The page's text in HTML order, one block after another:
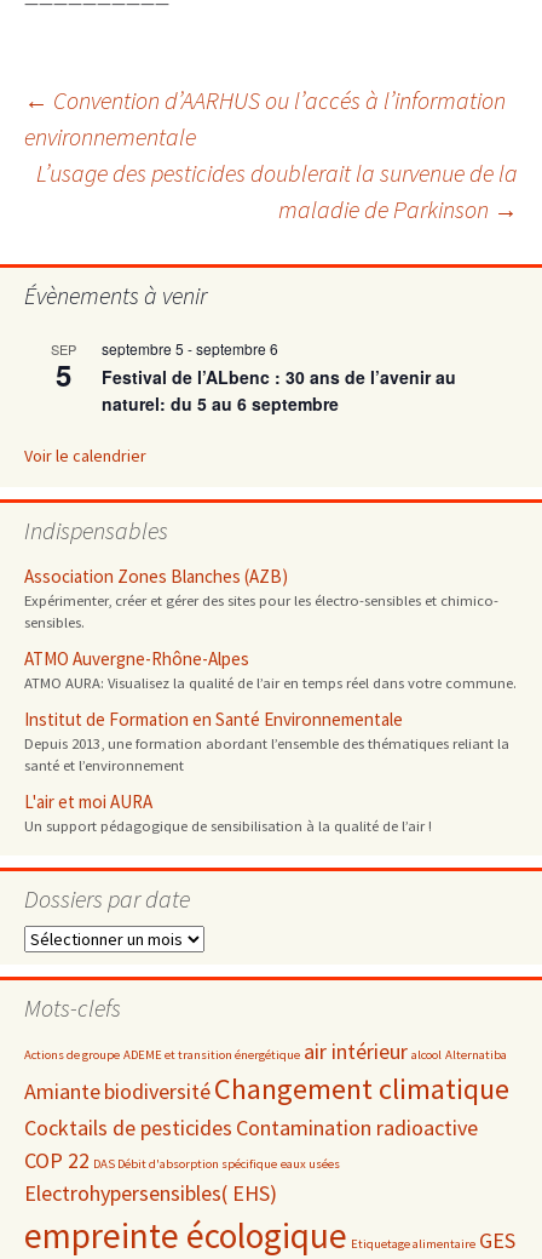
Navigation
des
articles
← Convention d’AARHUS ou l’accés à l’information
environnementale
L’usage des pesticides doublerait la survenue de la
maladie de Parkinson →
Évènements à venir
SEP
5
septembre 5 -septembre 6
Festival de l’ALbenc : 30 ans de l’avenir au
naturel: du 5 au 6 septembre
Voir le calendrier
Indispensables
Association Zones Blanches (AZB)
Expérimenter, créer et gérer des sites pour les électro-sensibles et chimico-
sensibles.
ATMO Auvergne-Rhône-Alpes
ATMO AURA: Visualisez la qualité de l’air en temps réel dans votre commune.
Institut de Formation en Santé Environnementale
Depuis 2013, une formation abordant l’ensemble des thématiques reliant la
santé et l’environnement
L'air et moi AURA
Un support pédagogique de sensibilisation à la qualité de l’air !
Dossiers par date
Dossiers
date
Mots-clefs
Actions de groupe ADEME et transition énergétique air intérieur alcool Alternatiba
AmiantebiodiversitéChangement climatique
Cocktails de pesticides Contamination radioactive
COP 22 DAS Débit d'absorption spécifique eaux usées
Electrohypersensibles( EHS)
empreinte écologique Etiquetage alimentaire GES